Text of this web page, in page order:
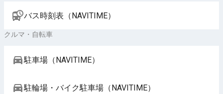
バス時刻表（NAVITIME）
クルマ・自転車
駐車場（NAVITIME）
駐輪場・バイク駐車場（NAVITIME）